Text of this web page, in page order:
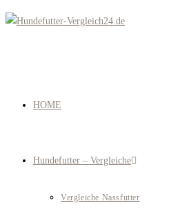
Zum
HOME
Hundefutter – Vergleiche
Vergleiche Nassfutter